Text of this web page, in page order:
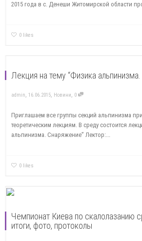
2015 года в с. Денеши Житомирской области
0 likes
Лекция на тему “Физика
admin, 16.06.2015, Новини, 0
Приглашаем все группы секций альпинизма
теоретическим лекциям. В среду состоится
альпинизма. Снаряжение” Лектор:...
0 likes
Чемпионат Киева по скалолазанию
итоги, фото, протоколы